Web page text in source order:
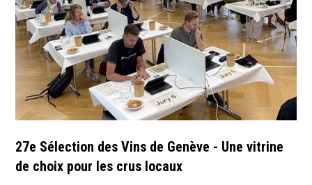
27e Sélection des Vins de Genève - Une vitrine
de choix pour les crus locaux